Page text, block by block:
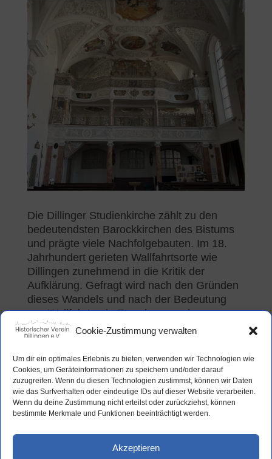
Cookie-Zustimmung verwalten
Um dir ein optimales Erlebnis zu bieten, verwenden wir Technologien wie
Cookies, um Geräteinformationen zu speichern und/oder darauf
zuzugreifen. Wenn du diesen Technologien zustimmst, können wir Daten
wie das Surfverhalten oder eindeutige IDs auf dieser Website verarbeiten.
Wenn du deine Zustimmung nicht erteilst oder zurückziehst, können
bestimmte Merkmale und Funktionen beeinträchtigt werden.
Akzeptieren
Die Dillinger Studienkirche zählt zu den
bedeutendsten Barockkirchen des Bistums
und prägte viele Nachfolgebauten. Im 18.
Jahrhundert gerieten Wallfahrtsorte wie
Dillingen zunehmend in die Kritik der
Aufklärung. Gefragt wird nach den Gründen
dieses Wandels und nach der Bedeutung
von Wallfahrten in Forschung und
Frömmigkeit. Themen sind u. a. Votivbilder,
Pilgerwege und der Einfluss
zeitgenössischer Gesetzgebung („gute
Policey“). Prof. Wolfgang Wüst beleuchtet
diese Entwicklungen und die Kritik an
Pilgern im 18. und 19. Jahrhundert.